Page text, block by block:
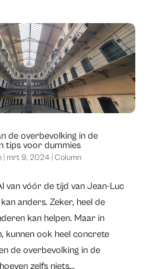
de overbevolking in de
tips voor dummies
| mrt 9, 2024 Column
van vóór de tijd van Jean-Luc
anders. Zeker, heel de
kan helpen. Maar in
kunnen ook heel concrete
de overbevolking in de
zelfs niets...